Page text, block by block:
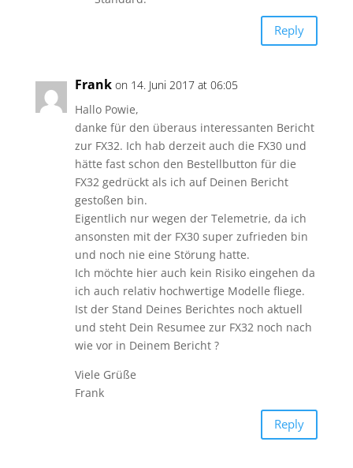
Reply
Frank on 14. Juni 2017 at 06:05
Hallo Powie,
danke für den überaus interessanten Bericht
zur FX32. Ich hab derzeit auch die FX30 und
hätte fast schon den Bestellbutton für die
FX32 gedrückt als ich auf Deinen Bericht
gestoßen bin.
Eigentlich nur wegen der Telemetrie, da ich
ansonsten mit der FX30 super zufrieden bin
und noch nie eine Störung hatte.
Ich möchte hier auch kein Risiko eingehen da
ich auch relativ hochwertige Modelle fliege.
Ist der Stand Deines Berichtes noch aktuell
und steht Dein Resumee zur FX32 noch nach
wie vor in Deinem Bericht ?
Viele Grüße
Frank
Reply